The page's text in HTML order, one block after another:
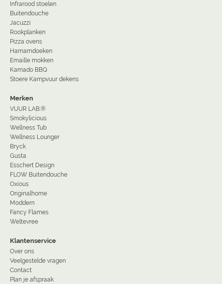
Infrarood stoelen
Buitendouche
Jacuzzi
Rookplanken
Pizza ovens
Hamamdoeken
Emaille mokken
Kamado BBQ
Stoere Kampvuur dekens
Merken
VUUR LAB.®
Smokylicious
Wellness Tub
Wellness Lounger
Bryck
Gusta
Esschert Design
FLOW Buitendouche
Oxious
Originalhome
Moddern
Fancy Flames
Weltevree
Klantenservice
Over ons
Veelgestelde vragen
Contact
Plan je afspraak